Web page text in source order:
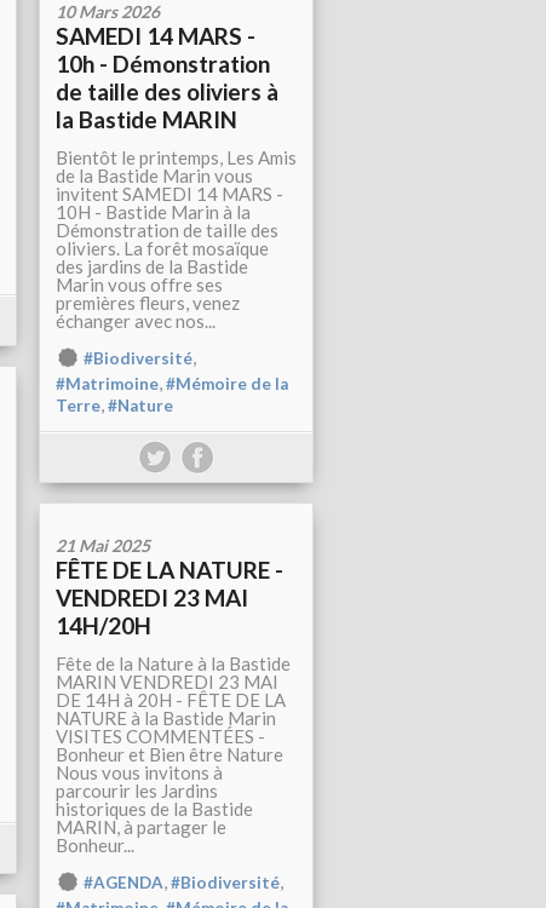
10 Mars 2026
SAMEDI 14 MARS -
10h - Démonstration
de taille des oliviers à
la Bastide MARIN
Bientôt le printemps, Les Amis
de la Bastide Marin vous
invitent SAMEDI 14 MARS -
10H - Bastide Marin à la
Démonstration de taille des
oliviers. La forêt mosaïque
des jardins de la Bastide
Marin vous offre ses
premières fleurs, venez
échanger avec nos...
#Biodiversité,
#Matrimoine,#Mémoire de la
Terre,#Nature
21 Mai 2025
FÊTE DE LA NATURE -
VENDREDI 23 MAI
14H/20H
Fête de la Nature à la Bastide
MARIN VENDREDI 23 MAI
DE 14H à 20H - FÊTE DE LA
NATURE à la Bastide Marin
VISITES COMMENTÉES -
Bonheur et Bien être Nature
Nous vous invitons à
parcourir les Jardins
historiques de la Bastide
MARIN, à partager le
Bonheur...
#AGENDA,#Biodiversité,